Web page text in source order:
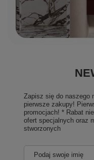
Zapisz się do naszego
pierwsze zakupy!
promocjach! * Rabat
ofert specjalnych oraz
stworzonych
Podaj swoje imię